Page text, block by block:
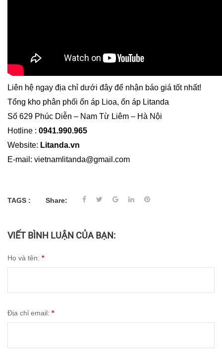
Liên hệ ngay địa chỉ dưới đây để nhận báo giá tốt nhất!
Tổng kho phân phối ổn áp Lioa, ổn áp Litanda
Số 629 Phúc Diễn – Nam Từ Liêm – Hà Nội
Hotline : 0941.990.965
Website: Litanda.vn
E-mail: vietnamlitanda@gmail.com
TAGS : Share:
VIẾT BÌNH LUẬN CỦA BẠN:
Họ và tên: *
Địa chỉ email: *